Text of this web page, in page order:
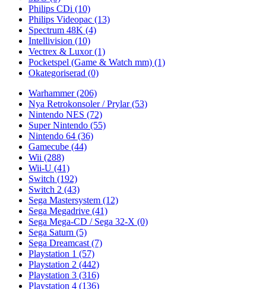
Philips CDi (10)
Philips Videopac (13)
Spectrum 48K (4)
Intellivision (10)
Vectrex & Luxor(1)
Pocketspel (Game & Watch mm) (1)
Okategoriserad (0)
Warhammer(206)
Nya Retrokonsoler / Prylar(53)
Nintendo NES (72)
Super Nintendo (55)
Nintendo 64 (36)
Gamecube (44)
Wii (288)
Wii-U (41)
Switch (192)
Switch 2 (43)
Sega Mastersystem (12)
Sega Megadrive (41)
Sega Mega-CD / Sega 32-X (0)
Sega Saturn (5)
Sega Dreamcast (7)
Playstation 1 (57)
Playstation 2 (442)
Playstation 3 (316)
Playstation 4 (136)